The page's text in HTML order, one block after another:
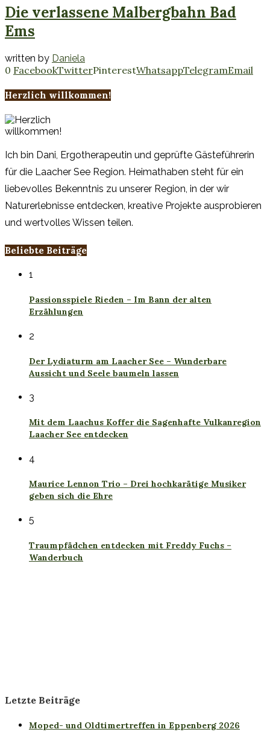
Die verlassene Malbergbahn Bad
Ems
written by Daniela
0 FacebookTwitterPinterestWhatsappTelegramEmail
Herzlich willkommen!
Ich bin Dani, Ergotherapeutin und geprüfte Gästeführerin
für die Laacher See Region. Heimathaben steht für ein
liebevolles Bekenntnis zu unserer Region, in der wir
Naturerlebnisse entdecken, kreative Projekte ausprobieren
und wertvolles Wissen teilen.
Beliebte Beiträge
1
Passionsspiele Rieden – Im Bann der alten
Erzählungen
2
Der Lydiaturm am Laacher See – Wunderbare
Aussicht und Seele baumeln lassen
3
Mit dem Laachus Koffer die Sagenhafte Vulkanregion
Laacher See entdecken
4
Maurice Lennon Trio – Drei hochkarätige Musiker
geben sich die Ehre
5
Traumpfädchen entdecken mit Freddy Fuchs –
Wanderbuch
Letzte Beiträge
Moped- und Oldtimertreffen in Eppenberg 2026